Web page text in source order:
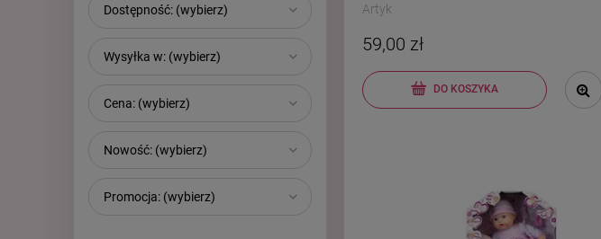
Dostępność: (wybierz)
Wysyłka w: (wybierz)
Cena: (wybierz)
Nowość: (wybierz)
Promocja: (wybierz)
Artyk
59,00 zł
DO KOSZYKA